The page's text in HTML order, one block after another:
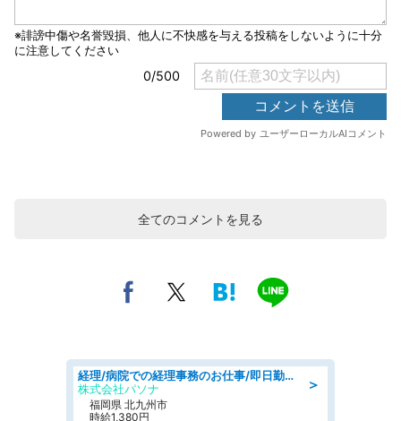
全てのコメントを見る
＞
経理/病院での経理事務のお仕事/即日勤務可/車通勤可/経理/一般事務
株式会社パソナ
福岡県 北九州市
時給1,380円